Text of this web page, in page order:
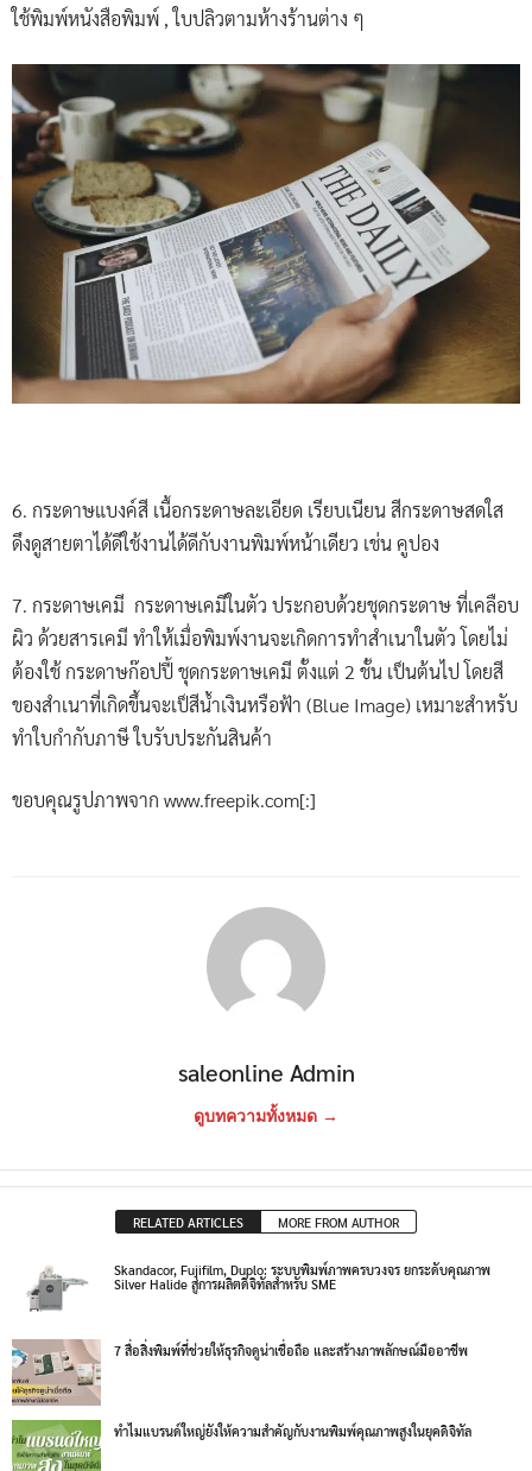
ใช้พิมพ์หนังสือพิมพ์ , ใบปลิวตามห้างร้านต่าง ๆ
6. กระดาษแบงค์สี เนื้อกระดาษละเอียด เรียบเนียน สีกระดาษสดใส
ดึงดูสายตาได้ดีใช้งานได้ดีกับงานพิมพ์หน้าเดียว เช่น คูปอง
7. กระดาษเคมี กระดาษเคมีในตัว ประกอบด้วยชุดกระดาษ ที่เคลือบ
ผิว ด้วยสารเคมี ทำให้เมื่อพิมพ์งานจะเกิดการทำสำเนาในตัว โดยไม่
ต้องใช้ กระดาษก๊อปปี้ ชุดกระดาษเคมี ตั้งแต่ 2 ชั้น เป็นต้นไป โดยสี
ของสำเนาที่เกิดขึ้นจะเป็สีน้ำเงินหรือฟ้า (Blue Image) เหมาะสำหรับ
ทำใบกำกับภาษี ใบรับประกันสินค้า
ขอบคุณรูปภาพจาก www.freepik.com[:]
saleonline Admin
ดูบทความทั้งหมด →
RELATED ARTICLES MORE FROM AUTHOR
Skandacor, Fujifilm, Duplo: ระบบพิมพ์ภาพครบวงจร ยกระดับคุณภาพ
Silver Halide สู่การผลิตดิจิทัลสำหรับ SME
7 สื่อสิ่งพิมพ์ที่ช่วยให้ธุรกิจดูน่าเชื่อถือ และสร้างภาพลักษณ์มืออาชีพ
ทำไมแบรนด์ใหญ่ยังให้ความสำคัญกับงานพิมพ์คุณภาพสูงในยุคดิจิทัล